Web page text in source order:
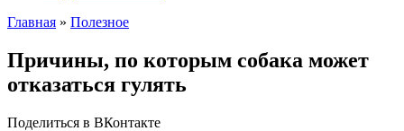
Главная » Полезное
Причины, по которым собака может
отказаться гулять
Поделиться в ВКонтакте